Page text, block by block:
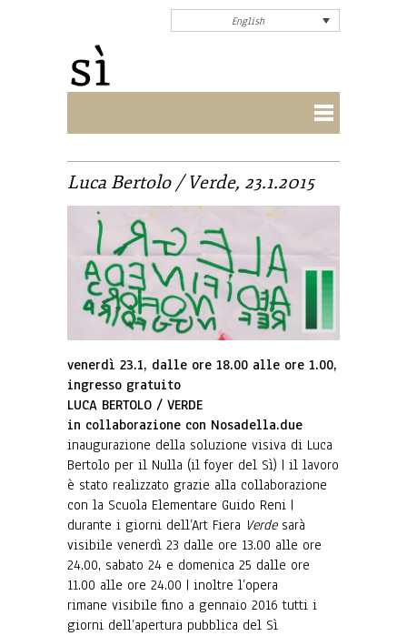
English
Luca Bertolo / Verde, 23.1.2015
venerdì 23.1, dalle ore 18.00 alle ore 1.00,
ingresso gratuito
LUCA BERTOLO / VERDE
in collaborazione con Nosadella.due
inaugurazione della soluzione visiva di Luca
Bertolo per il Nulla (il foyer del Sì) | il lavoro
è stato realizzato grazie alla collaborazione
con la Scuola Elementare Guido Reni |
durante i giorni dell’Art Fiera Verde sarà
visibile venerdì 23 dalle ore 13.00 alle ore
24.00, sabato 24 e domenica 25 dalle ore
11.00 alle ore 24.00 | inoltre l’opera
rimane visibile fino a gennaio 2016 tutti i
giorni dell’apertura pubblica del Sì